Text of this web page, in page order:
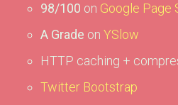
98/100 on Google Page
A Grade on YSlow
HTTP caching +
Twitter Bootstrap